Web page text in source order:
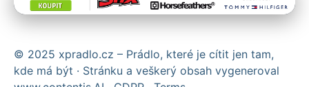
© 2025 xpradlo.cz – Prádlo, které je cítit jen tam,
kde má být · Stránku a veškerý obsah vygeneroval